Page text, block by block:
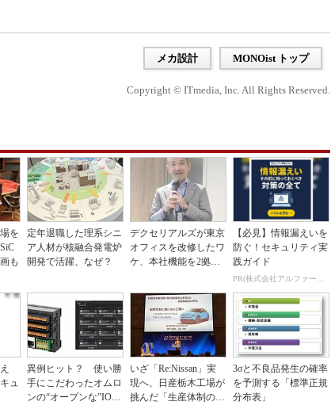
メカ設計 MONOist トップ
Copyright © ITmedia, Inc. All Rights Reserved.
を
も
定年退職した理系シニ
ア人材が核融合発電炉
開発で活躍、なぜ？
デクセリアルズが東京
オフィスを改修したワ
ケ、本社機能を2拠点
【必見】情報漏えいを
防ぐ！セキュリティ実
践ガイド
PR(株式会社アルファーテクノ)
ュ
異例ヒット？ 使い勝
手にこだわったオムロ
ンの“オープンな”IO-L
いざ「Re:Nissan」実
現へ、日産栃木工場が
挑んだ「生産体制の比
3σと不良品発生の確率
を予測する「標準正規
分布表」